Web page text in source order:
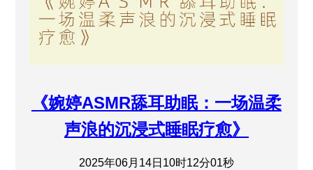
《婉婷ASMR舔耳助眠：一场温柔
声浪的沉浸式睡眠疗愈》
2025年06月14日10时12分01秒